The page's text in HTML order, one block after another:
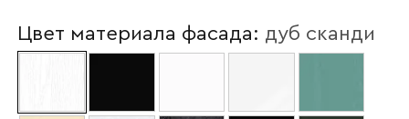
Цвет материала фасада: дуб сканди